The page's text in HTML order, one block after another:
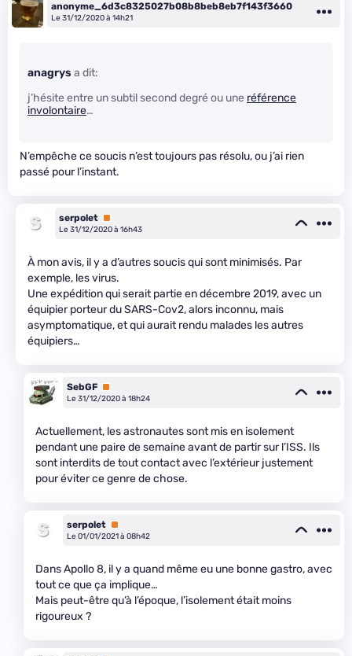
anonyme_6d3c8325027b08b8beb8eb7f143f3660
Le 31/12/2020 à 14h21
anagrys a dit:
j’hésite entre un subtil second degré ou une référence
involontaire…
N’empêche ce soucis n’est toujours pas résolu, ou j’ai rien
passé pour l’instant.
serpolet Premium
Le 31/12/2020 à 16h43
À mon avis, il y a d’autres soucis qui sont minimisés. Par
exemple, les virus.
Une expédition qui serait partie en décembre 2019, avec un
équipier porteur du SARS-Cov2, alors inconnu, mais
asymptomatique, et qui aurait rendu malades les autres
équipiers…
SebGF Premium
Le 31/12/2020 à 18h24
Actuellement, les astronautes sont mis en isolement
pendant une paire de semaine avant de partir sur l’ISS. Ils
sont interdits de tout contact avec l’extérieur justement
pour éviter ce genre de chose.
serpolet Premium
Le 01/01/2021 à 08h42
Dans Apollo 8, il y a quand même eu une bonne gastro, avec
tout ce que ça implique…
Mais peut-être qu’à l’époque, l’isolement était moins
rigoureux ?